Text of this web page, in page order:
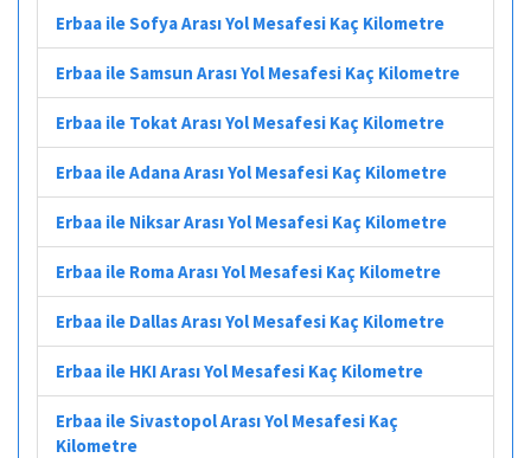
Erbaa ile Sofya Arası Yol Mesafesi Kaç Kilometre
Erbaa ile Samsun Arası Yol Mesafesi Kaç Kilometre
Erbaa ile Tokat Arası Yol Mesafesi Kaç Kilometre
Erbaa ile Adana Arası Yol Mesafesi Kaç Kilometre
Erbaa ile Niksar Arası Yol Mesafesi Kaç Kilometre
Erbaa ile Roma Arası Yol Mesafesi Kaç Kilometre
Erbaa ile Dallas Arası Yol Mesafesi Kaç Kilometre
Erbaa ile HKI Arası Yol Mesafesi Kaç Kilometre
Erbaa ile Sivastopol Arası Yol Mesafesi Kaç
Kilometre